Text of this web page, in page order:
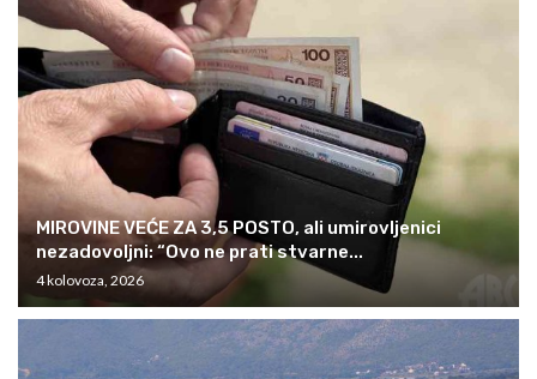
MIROVINE VEĆE ZA 3,5 POSTO, ali umirovljenici
nezadovoljni: “Ovo ne prati stvarne...
4 kolovoza, 2026